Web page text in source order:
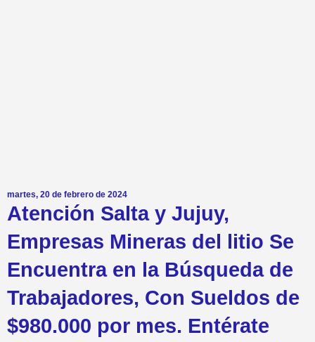
martes, 20 de febrero de 2024
Atención Salta y Jujuy,
Empresas Mineras del litio Se
Encuentra en la Búsqueda de
Trabajadores, Con Sueldos de
$980.000 por mes. Entérate